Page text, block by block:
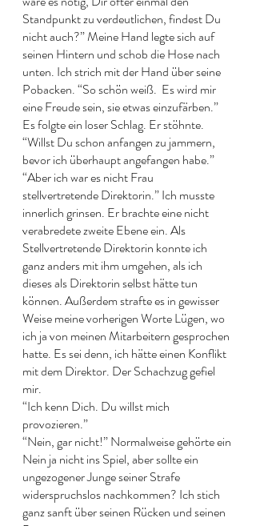
Standpunkt zu verdeutlichen, findest Du
nicht auch?” Meine Hand legte sich auf
seinen Hintern und schob die Hose nach
unten. Ich strich mit der Hand über seine
Pobacken. “So schön weiß.  Es wird mir
eine Freude sein, sie etwas einzufärben.”
Es folgte ein loser Schlag. Er stöhnte.
“Willst Du schon anfangen zu jammern,
bevor ich überhaupt angefangen habe.”
“Aber ich war es nicht Frau
stellvertretende Direktorin.” Ich musste
innerlich grinsen. Er brachte eine nicht
verabredete zweite Ebene ein. Als
Stellvertretende Direktorin konnte ich
ganz anders mit ihm umgehen, als ich
dieses als Direktorin selbst hätte tun
können. Außerdem strafte es in gewisser
Weise meine vorherigen Worte Lügen, wo
ich ja von meinen Mitarbeitern gesprochen
hatte. Es sei denn, ich hätte einen Konflikt
mit dem Direktor. Der Schachzug gefiel
mir.
“Ich kenn Dich. Du willst mich
provozieren.”
“Nein, gar nicht!” Normalweise gehörte ein
Nein ja nicht ins Spiel, aber sollte ein
ungezogener Junge seiner Strafe
widerspruchslos nachkommen? Ich stich
ganz sanft über seinen Rücken und seinen